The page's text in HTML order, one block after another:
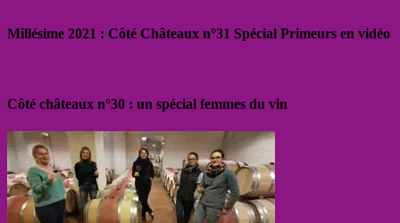
Millésime 2021 : Côté Châteaux n°31 Spécial Primeurs en vidéo
Côté châteaux n°30 : un spécial femmes du vin